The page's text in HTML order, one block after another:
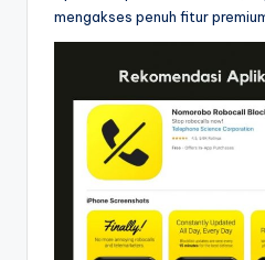
mengakses penuh fitur